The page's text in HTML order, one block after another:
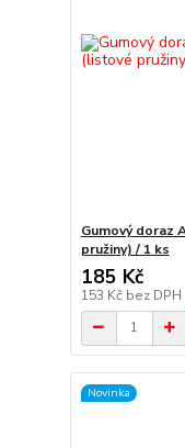
Gumový doraz
pružiny) / 1 ks
185 Kč
153 Kč bez DPH
Novinka